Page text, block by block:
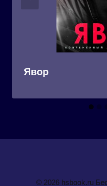
Явор
© 2026 hsbook.ru